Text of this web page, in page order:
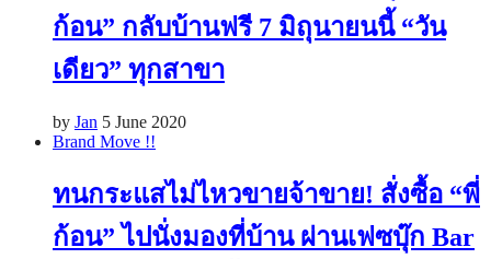
ก้อน” กลับบ้านฟรี 7 มิถุนายนนี้ “วัน
เดียว” ทุกสาขา
by Jan 5 June 2020
Brand Move !!
ทนกระแสไม่ไหวขายจ้าขาย! สั่งซื้อ “พี่
ก้อน” ไปนั่งมองที่บ้าน ผ่านเฟซบุ๊ก Bar